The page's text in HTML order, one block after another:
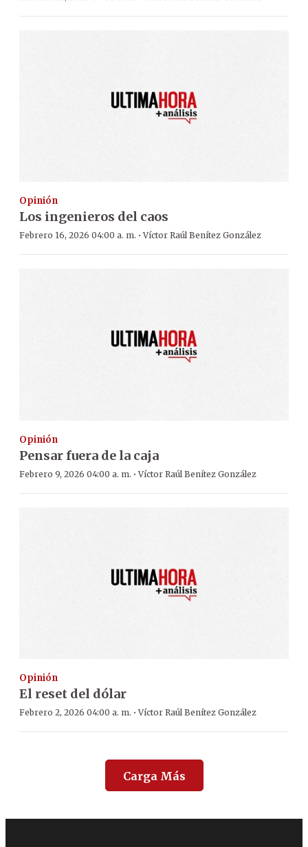
Opinión
Los ingenieros del caos
Febrero 16, 2026 04:00 a. m. ·Víctor Raúl Benítez González
Opinión
Pensar fuera de la caja
Febrero 9, 2026 04:00 a. m. ·Víctor Raúl Benítez González
Opinión
El reset del dólar
Febrero 2, 2026 04:00 a. m. ·Víctor Raúl Benítez González
Carga Más